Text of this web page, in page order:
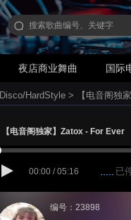
夜店商业舞曲 国际
Disco/HardStyle > 【电音阁独
【电音阁独家】Zatox - For
00:00 / 05:16 已
编号：23898